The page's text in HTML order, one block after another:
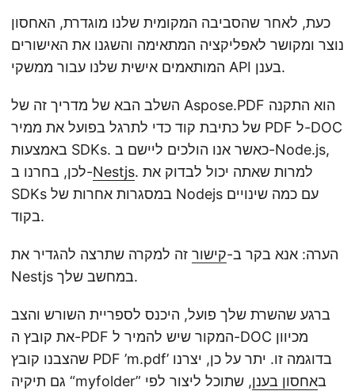
כעת, לאחר שהסביבה המקומית שלנו מוגדרת, האחסון
נוצר ומקושר לאפליקציה המתאימה והשגנו את האישורים
המותאמים אישית שלנו עבור ממשקי API בענן.
השלב הבא של מדריך זה של Aspose.PDF הוא התקנה
של כתיבת קוד כדי לתרגל בפועל את ממיר PDF ל-DOC
באמצעות SDKs. כאשר אנו הולכים ליישם ב-Node.js,
לכן, בחרנו ב-Nestjs. למרות שאתה יכול לבדוק את
SDKs במסגרות אחרות של Nodejs עם כמה שינויים
בקוד.
הערה: אנא בקר ב-קישור זה למקרה שתרצה להגדיר את
Nestjs במחשב שלך.
ברגע שהשרת שלך פועל, היכנס לספריית השורש והצב
את קובץ ה-PDF המקור שיש להמיר ל-DOC מכיוון
שהצבנו קובץ PDF ’m.pdf’ בדוגמה זו. יתר על כן, יצרנו
גם תיקיה “myfolder” באחסון בענן, שתוכל ליצור לפי